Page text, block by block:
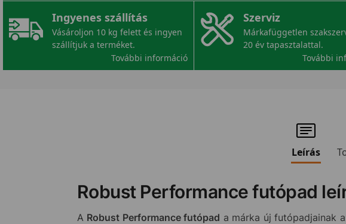
Ingyenes szállítás
Vásároljon 10 kg felett és ingyen
szállítjuk a terméket.
További információ
Szerviz
Márkafüggetlen
20 év tapasztalattal.
További
Leírás
Robust Performance futópad
A Robust Performance futópad a márka új futópadjainak